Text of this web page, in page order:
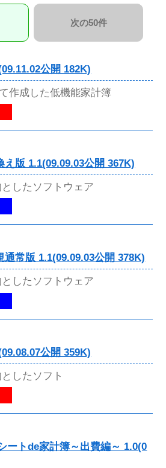
次の50件
公開 182K)
作成した低機能家計簿
版 1.1(09.09.03公開 367K)
したソフトウェア
通常版 1.1(09.09.03公開 378K)
したソフトウェア
公開 359K)
したソフト
ートde家計簿～出費編～ 1.0(0